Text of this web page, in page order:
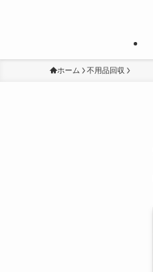
ホーム 不用品回収